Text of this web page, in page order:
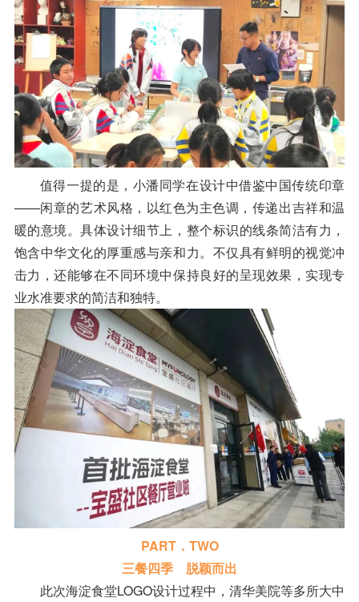
值得一提的是，小潘同学在设计中借鉴中国传统印章
——闲章的艺术风格，以红色为主色调，传递出吉祥和温
暖的意境。具体设计细节上，整个标识的线条简洁有力，
饱含中华文化的厚重感与亲和力。不仅具有鲜明的视觉冲
击力，还能够在不同环境中保持良好的呈现效果，实现专
业水准要求的简洁和独特。
PART．TWO
三餐四季 脱颖而出
此次海淀食堂LOGO设计过程中，清华美院等多所大中